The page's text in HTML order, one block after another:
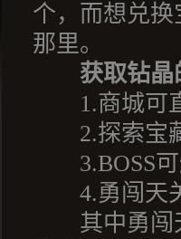
个，而想兑
那里。
获取钻晶
1.商城可
2.探索宝
3.BOSS可
4.勇闯天关
其中勇闯天